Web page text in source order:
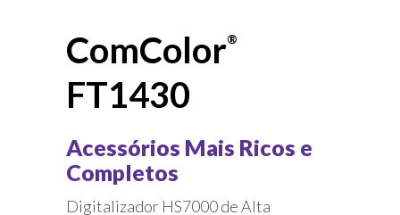
ComColor®
FT1430
Acessórios Mais Ricos e
Completos
Digitalizador HS7000 de Alta